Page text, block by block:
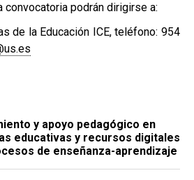
podrán dirigirse a:
de la Educación ICE, teléfono: 954
y apoyo pedagógico en
educativas y recursos digitales
de enseñanza-aprendizaje